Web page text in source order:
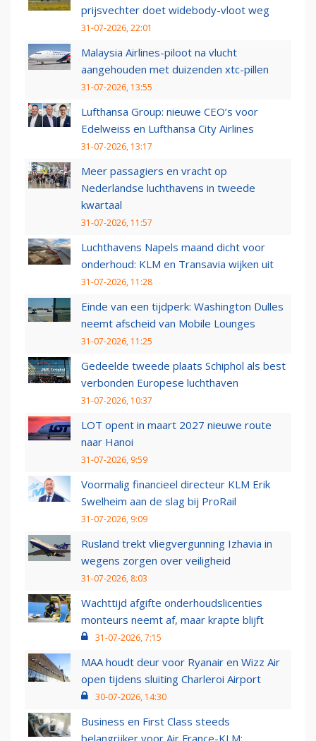
prijsvechter doet widebody-vloot weg
31-07-2026, 22:01
Malaysia Airlines-piloot na vlucht
aangehouden met duizenden xtc-pillen
31-07-2026, 13:55
Lufthansa Group: nieuwe CEO’s voor
Edelweiss en Lufthansa City Airlines
31-07-2026, 13:17
Meer passagiers en vracht op
Nederlandse luchthavens in tweede
kwartaal
31-07-2026, 11:57
Luchthavens Napels maand dicht voor
onderhoud: KLM en Transavia wijken uit
31-07-2026, 11:28
Einde van een tijdperk: Washington Dulles
neemt afscheid van Mobile Lounges
31-07-2026, 11:25
Gedeelde tweede plaats Schiphol als best
verbonden Europese luchthaven
31-07-2026, 10:37
LOT opent in maart 2027 nieuwe route
naar Hanoi
31-07-2026, 9:59
Voormalig financieel directeur KLM Erik
Swelheim aan de slag bij ProRail
31-07-2026, 9:09
Rusland trekt vliegvergunning Izhavia in
wegens zorgen over veiligheid
31-07-2026, 8:03
Wachttijd afgifte onderhoudslicenties
monteurs neemt af, maar krapte blijft
31-07-2026, 7:15
MAA houdt deur voor Ryanair en Wizz Air
open tijdens sluiting Charleroi Airport
30-07-2026, 14:30
Business en First Class steeds
belangrijker voor Air France-KLM: